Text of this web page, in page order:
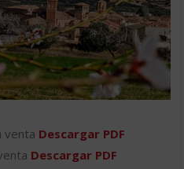
venta Descargar PDF
Descargar PDF